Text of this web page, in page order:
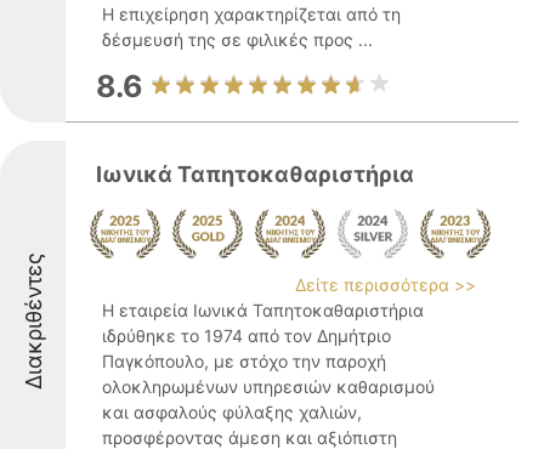
Η επιχείρηση χαρακτηρίζεται από τη
δέσμευσή της σε φιλικές προς ...
8.6
Διακριθέντες
Ιωνικά Ταπητοκαθαριστήρια
Δείτε περισσότερα >>
Η εταιρεία Ιωνικά Ταπητοκαθαριστήρια
ιδρύθηκε το 1974 από τον Δημήτριο
Παγκόπουλο, με στόχο την παροχή
ολοκληρωμένων υπηρεσιών καθαρισμού
και ασφαλούς φύλαξης χαλιών,
προσφέροντας άμεση και αξιόπιστη